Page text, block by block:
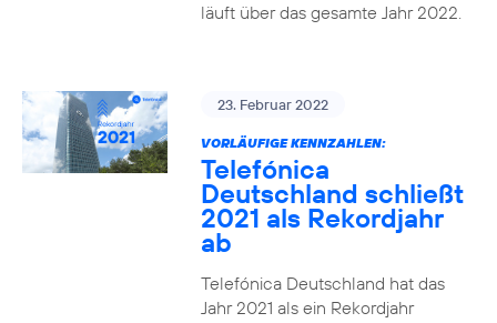
läuft über das gesamte Jahr 2022.
23. Februar 2022
VORLÄUFIGE KENNZAHLEN:
Telefónica
Deutschland schließt
2021 als Rekordjahr
ab
Telefónica Deutschland hat das
Jahr 2021 als ein Rekordjahr